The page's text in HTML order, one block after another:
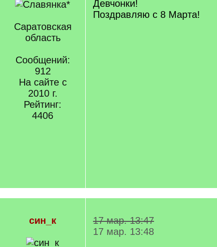
Саратовская
область
Сообщений:
912
На сайте с
2010 г.
Рейтинг:
4406
Девчонки!
Поздравляю с 8 Марта!
син_к
17 мар. 13:47
17 мар. 13:48